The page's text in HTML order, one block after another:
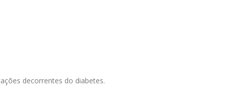
decorrentes do diabetes.